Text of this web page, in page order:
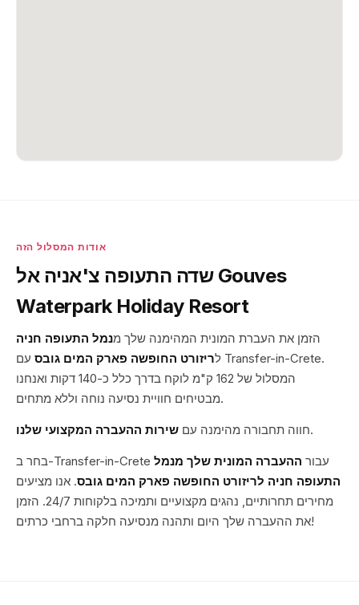
אודות המסלול הזה
שדה התעופה צ'אניה אל Gouves
Waterpark Holiday Resort
הזמן את העברת המונית המהימנה שלך מנמל התעופה חניה
לריזורט החופשה פארק המים גובס עם Transfer-in-Crete.
המסלול של 162 ק"מ לוקח בדרך כלל כ-140 דקות ואנחנו
מבטיחים חוויית נסיעה נוחה וללא מתחים.
חווה תחבורה מהימנה עם שירות ההעברה המקצועי שלנו .
בחר ב-Transfer-in-Crete עבור ההעברה המונית שלך מנמל
התעופה חניה לריזורט החופשה פארק המים גובס. אנו מציעים
מחירים תחרותיים, נהגים מקצועיים ותמיכה בלקוחות 24/7. הזמן
את ההעברה שלך היום ותהנה מנסיעה חלקה ברחבי כרתים!